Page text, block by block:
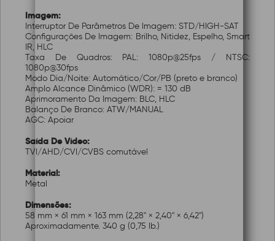
Imagem:
Interruptor De Parâmetros De Imagem: STD/HIGH-SAT
Configurações De Imagem: Brilho, Nitidez, Espelho, Smart
IR, HLC
Taxa De Quadros: PAL: 1080p@25fps / NTSC:
1080p@30fps
Modo Dia/Noite: Automático/Cor/PB (preto e branco)
Amplo Alcance Dinâmico (WDR): = 130 dB
Aprimoramento Da Imagem: BLC, HLC
Balanço De Branco: ATW/MANUAL
AGC: Apoiar
Saída De Vídeo:
TVI/AHD/CVI/CVBS comutável
Material:
Metal
Dimensões:
58 mm × 61 mm × 163 mm (2,28" × 2,40" × 6,42")
Aproximadamente. 340 g (0,75 lb.)